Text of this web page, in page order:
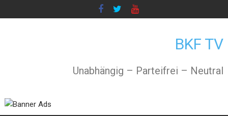
to
BKF TV
Unabhängig – Parteifrei – Neutral